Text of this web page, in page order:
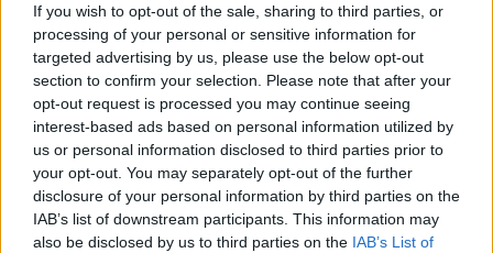
If you wish to opt-out of the sale, sharing to third parties, or
processing of your personal or sensitive information for
targeted advertising by us, please use the below opt-out
section to confirm your selection. Please note that after your
opt-out request is processed you may continue seeing
interest-based ads based on personal information utilized by
us or personal information disclosed to third parties prior to
your opt-out. You may separately opt-out of the further
disclosure of your personal information by third parties on the
IAB’s list of downstream participants. This information may
also be disclosed by us to third parties on the IAB’s List of
Pour vos débuts, il est conseillé de commencer avec
des projets basiques :
Les plaques : Aplatir l’argile avec un rouleau et la
découper pour créer des formes simples.
Les colombins: Rouler l’argile pour créer de
longs “boudins” qui peuvent être assemblés pour
former des objets.
Les boules: Façonner l’argile en forme sphérique,